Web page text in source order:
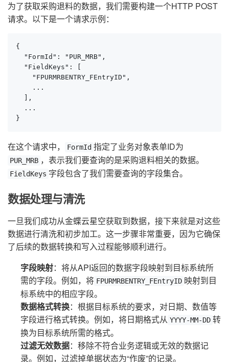
为了获取采购退料的数据，我们需要构建一个HTTP POST
请求。以下是一个请求示例：
{
  "FormId": "PUR_MRB",
  "FieldKeys": [
    "FPURMRBENTRY_FEntryID",
    ...
  ],
  ...
}
在这个请求中， FormId 指定了业务对象表单ID为
PUR_MRB ，表示我们要查询的是采购退料相关的数据。
FieldKeys 字段包含了我们需要查询的字段集合。
数据处理与清洗
一旦我们成功从金蝶云星空获取到数据，接下来就是对这些
数据进行清洗和初步加工。这一步骤非常重要，因为它确保
了后续的数据转换和写入过程能够顺利进行。
字段映射：将从API返回的数据字段映射到目标系统所
需的字段。例如，将 FPURMRBENTRY_FEntryID 映射到目
标系统中的相应字段。
数据格式转换：根据目标系统的要求，对日期、数值等
字段进行格式转换。例如，将日期格式从 YYYY-MM-DD 转
换为目标系统所需的格式。
过滤无效数据：移除不符合业务逻辑或无效的数据记
录。例如，过滤掉单据状态为“作废”的记录。